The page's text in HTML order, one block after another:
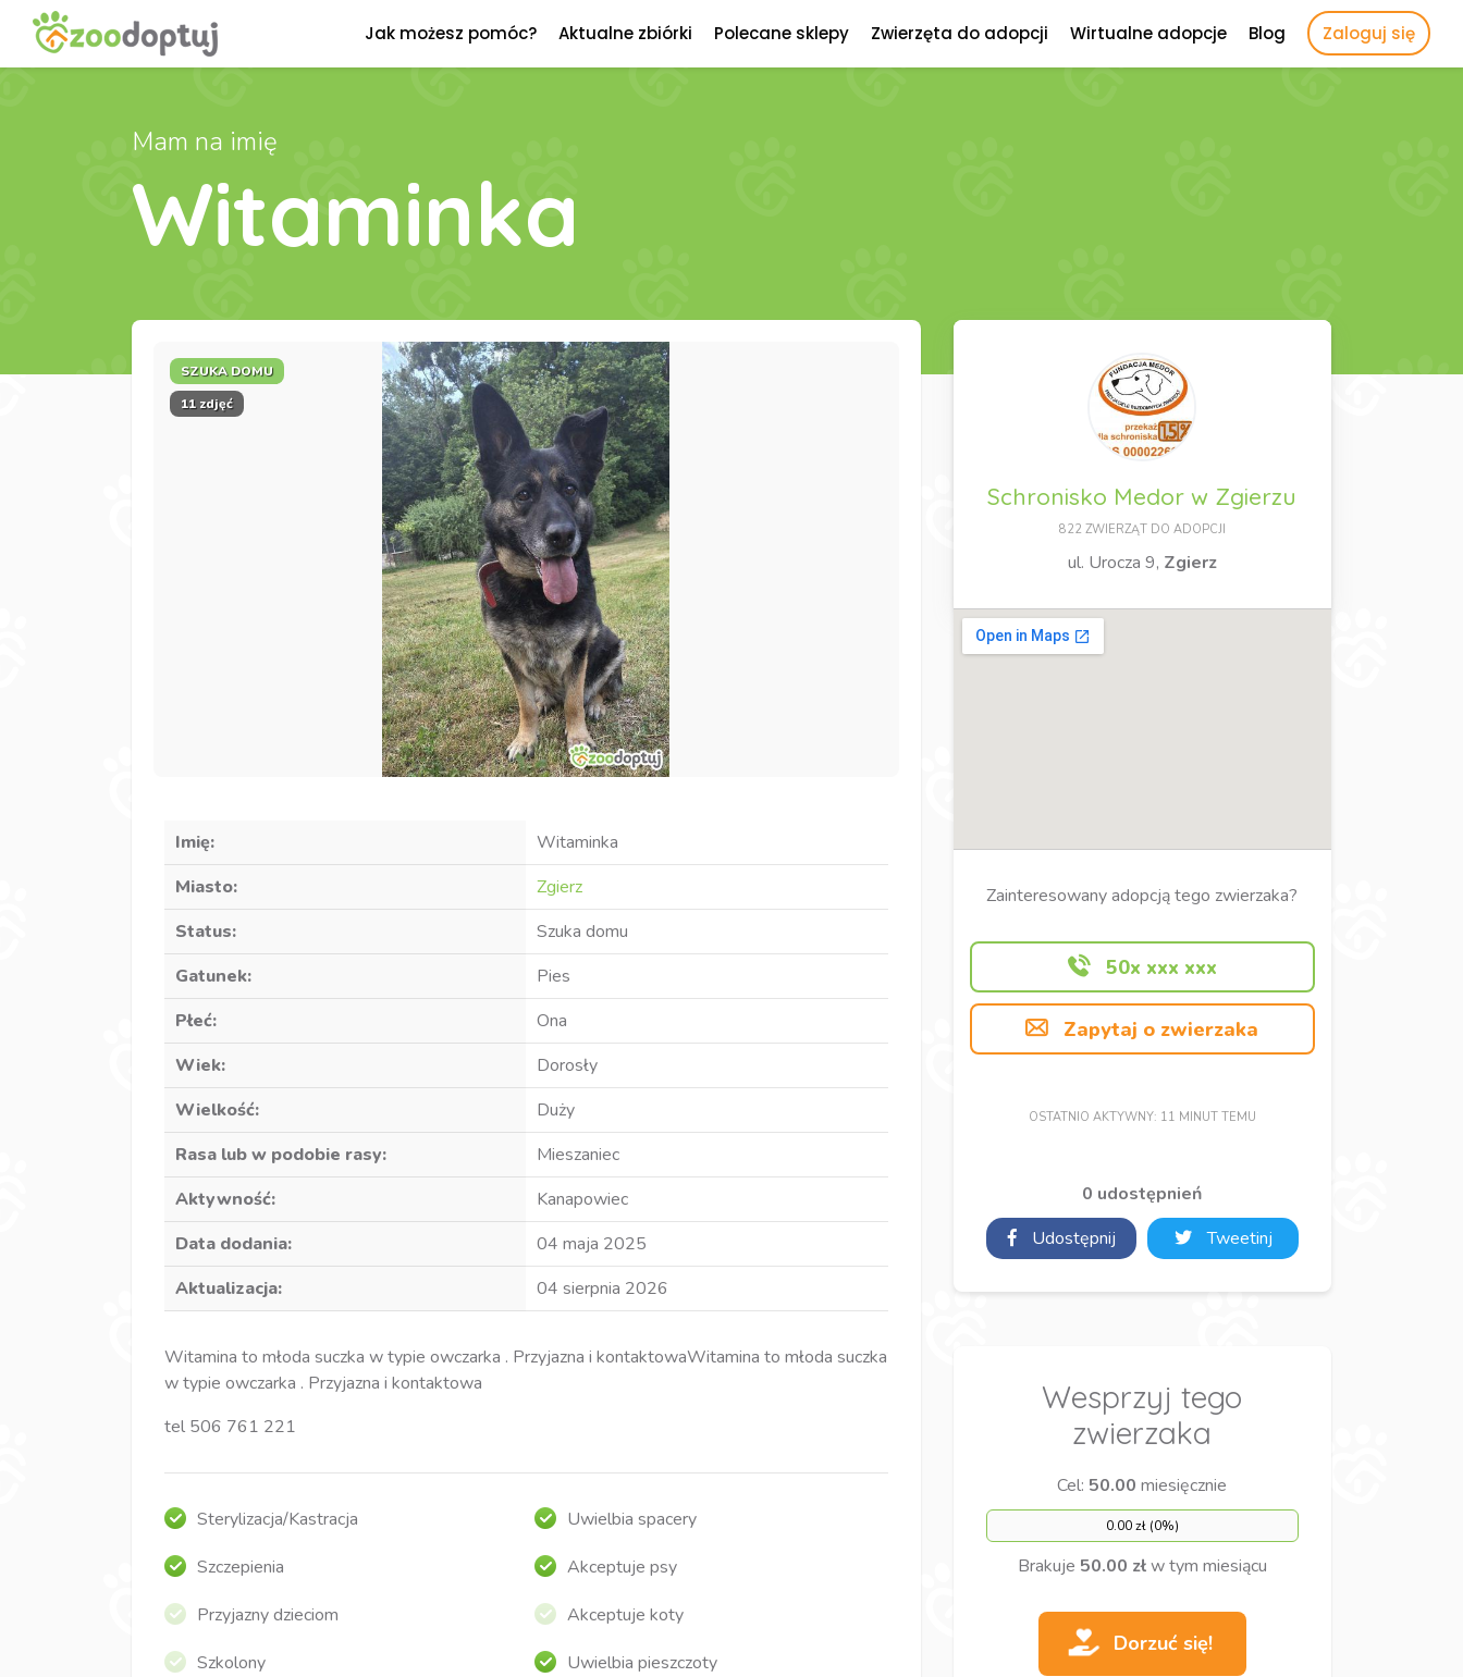
Jak możesz pomóc? Aktualne zbiórki Polecane sklepy Zwierzęta do adopcji Wirtualne adopcje Blog Zaloguj się
Mam na imię
Witaminka
SZUKA DOMU
11 zdjęć
Imię:
Witaminka
Miasto:
Zgierz
Status:
Szuka domu
Gatunek:
Pies
Płeć:
Ona
Wiek:
Dorosły
Wielkość:
Duży
Rasa lub w podobie rasy:
Mieszaniec
Aktywność:
Kanapowiec
Data dodania:
04 maja 2025
Aktualizacja:
04 sierpnia 2026
Witamina to młoda suczka w typie owczarka . Przyjazna i kontaktowaWitamina to młoda suczka
w typie owczarka . Przyjazna i kontaktowa
tel 506 761 221
Sterylizacja/Kastracja
Szczepienia
Przyjazny dzieciom
Szkolony
Uwielbia spacery
Akceptuje psy
Akceptuje koty
Uwielbia pieszczoty
Schronisko Medor w Zgierzu
822 ZWIERZĄT DO ADOPCJI
ul. Urocza 9, Zgierz
Zainteresowany adopcją tego zwierzaka?
50x xxx xxx
Zapytaj o zwierzaka
OSTATNIO AKTYWNY: 11 MINUT TEMU
0 udostępnień
Udostępnij
Tweetinj
Wesprzyj tego
zwierzaka
Cel: 50.00 miesięcznie
0.00 zł (0%)
Brakuje 50.00 złw tym miesiącu
Dorzuć się!